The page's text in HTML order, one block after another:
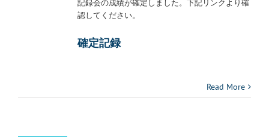
記録会の成績が確定しました。下記リンクより確
認してください。
確定記録
Read More